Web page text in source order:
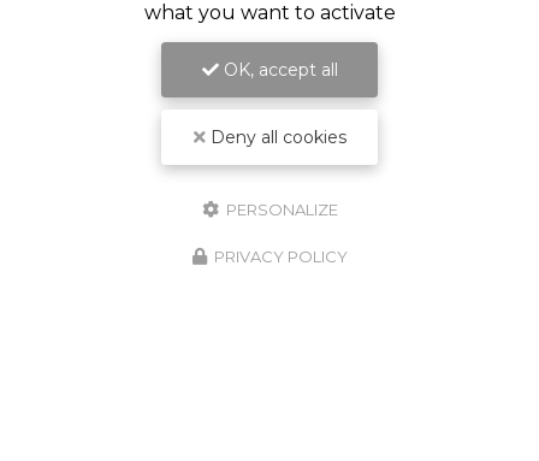
what you want to activate
OK, accept all
Deny all cookies
PERSONALIZE
PRIVACY POLICY